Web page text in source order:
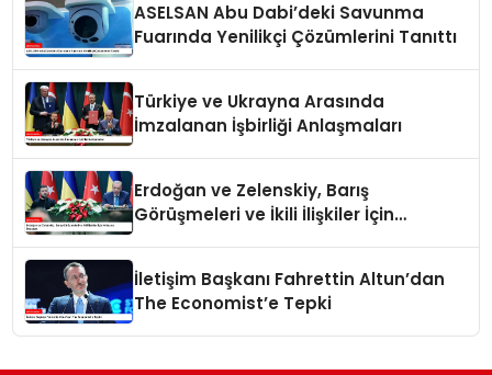
ASELSAN Abu Dabi’deki Savunma
Fuarında Yenilikçi Çözümlerini Tanıttı
Türkiye ve Ukrayna Arasında
İmzalanan İşbirliği Anlaşmaları
Erdoğan ve Zelenskiy, Barış
Görüşmeleri ve İkili İlişkiler İçin
İletişim Başkanı Fahrettin Altun’dan
The Economist’e Tepki